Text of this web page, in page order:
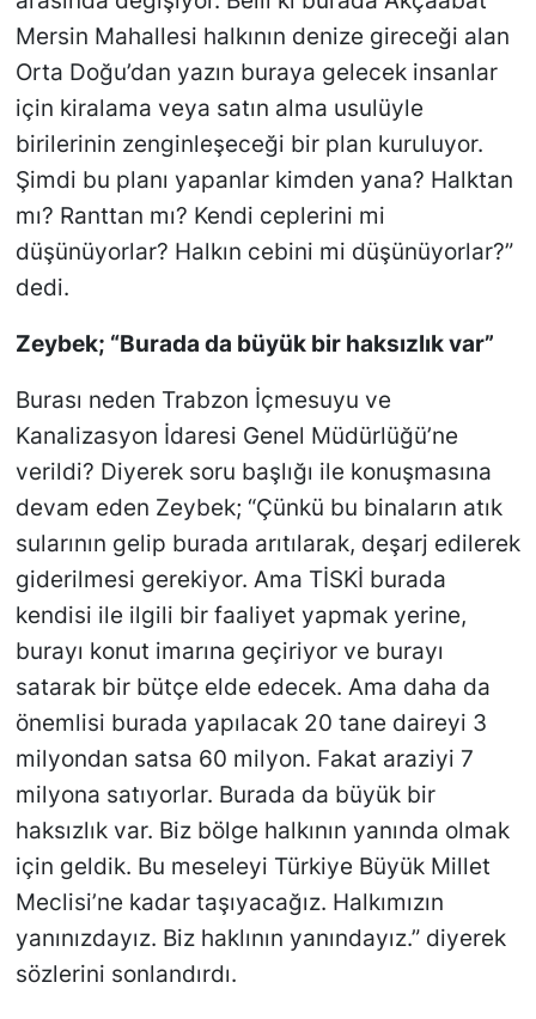
Mersin Mahallesi halkının denize gireceği alan
Orta Doğu’dan yazın buraya gelecek insanlar
için kiralama veya satın alma usulüyle
birilerinin zenginleşeceği bir plan kuruluyor.
Şimdi bu planı yapanlar kimden yana? Halktan
mı? Ranttan mı? Kendi ceplerini mi
düşünüyorlar? Halkın cebini mi düşünüyorlar?”
dedi.
Zeybek; “Burada da büyük bir haksızlık var”
Burası neden Trabzon İçmesuyu ve
Kanalizasyon İdaresi Genel Müdürlüğü’ne
verildi? Diyerek soru başlığı ile konuşmasına
devam eden Zeybek; “Çünkü bu binaların atık
sularının gelip burada arıtılarak, deşarj edilerek
giderilmesi gerekiyor. Ama TİSKİ burada
kendisi ile ilgili bir faaliyet yapmak yerine,
burayı konut imarına geçiriyor ve burayı
satarak bir bütçe elde edecek. Ama daha da
önemlisi burada yapılacak 20 tane daireyi 3
milyondan satsa 60 milyon. Fakat araziyi 7
milyona satıyorlar. Burada da büyük bir
haksızlık var. Biz bölge halkının yanında olmak
için geldik. Bu meseleyi Türkiye Büyük Millet
Meclisi’ne kadar taşıyacağız. Halkımızın
yanınızdayız. Biz haklının yanındayız.” diyerek
sözlerini sonlandırdı.